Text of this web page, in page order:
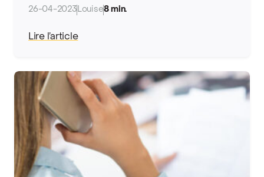
26-04-2023 Louise8 min.
Lire l’article